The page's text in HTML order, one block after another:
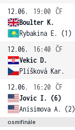
12.06.
19:00 ČF
Boulter K.
Rybakina E. (1)
12.06.
16:40 ČF
Vekic D.
Plíšková Kar.
12.06.
16:20 ČF
Jovic I. (6)
Anisimova A. (2)
osmifinále